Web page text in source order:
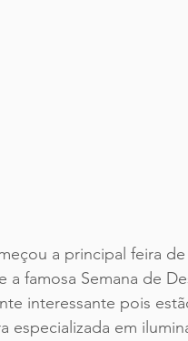
a principal feira
famosa Semana de
interessante pois
especializada em